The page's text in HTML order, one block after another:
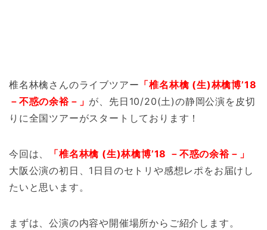
椎名林檎さんのライブツアー 「椎名林檎 (生)林檎博’18
－不惑の余裕－」 が、先日10/20(土)の静岡公演を皮切
りに全国ツアーがスタートしております！
今回は、
「椎名林檎 (生)林檎博’18 －不惑の余裕－」
大阪公演の初日、1日目のセトリや感想レポをお届けし
たいと思います。
まずは、公演の内容や開催場所からご紹介します。